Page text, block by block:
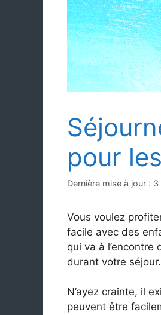
pour
3
Vous voulez
facile avec des
qui va à
durant votre séjour.
N’ayez crainte, il
peuvent être